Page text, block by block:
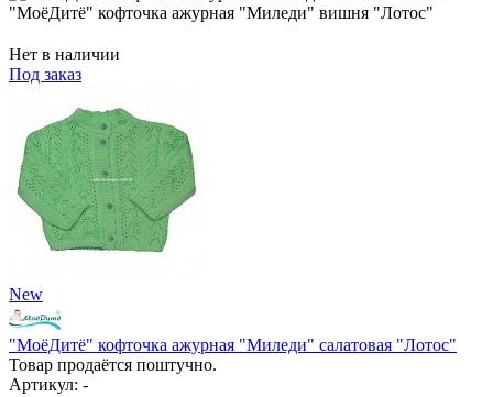
"МоёДитё" кофточка ажурная "Миледи" вишня "Лотос"
Нет в наличии
Под заказ
New
"МоёДитё" кофточка ажурная "Миледи" салатовая "Лотос"
Товар продаётся поштучно.
Артикул: -